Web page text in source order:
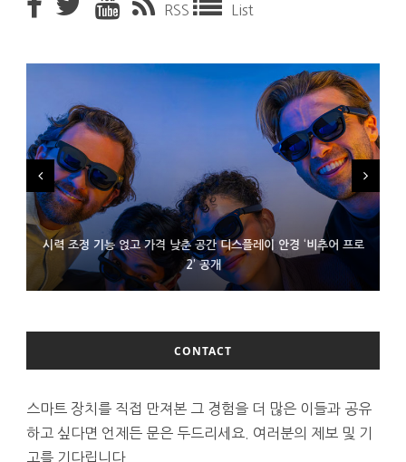
RSS List
시력 조정 기능 얹고 가격 낮춘 공간 디스플레이 안경 ‘비추어 프로
2’ 공개
D램 부족에 10억달러어치 아이폰18 프로세서 패키징 대기 중
300~400달러 반지형 스피커 준비하는 오픈AI
CONTACT
스마트 장치를 직접 만져본 그 경험을 더 많은 이들과 공유
하고 싶다면 언제든 문은 두드리세요. 여러분의 제보 및 기
고를 기다립니다.